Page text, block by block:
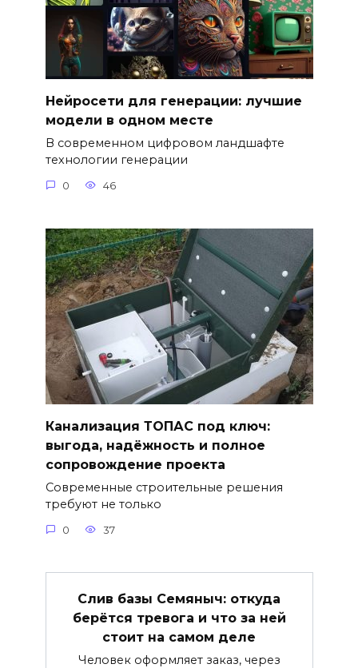
Нейросети для генерации: лучшие
модели в одном месте
В современном цифровом ландшафте
технологии генерации
0 46
Канализация ТОПАС под ключ:
выгода, надёжность и полное
сопровождение проекта
Современные строительные решения
требуют не только
0 37
Слив базы Семяныч: откуда
берётся тревога и что за ней
стоит на самом деле
Человек оформляет заказ, через